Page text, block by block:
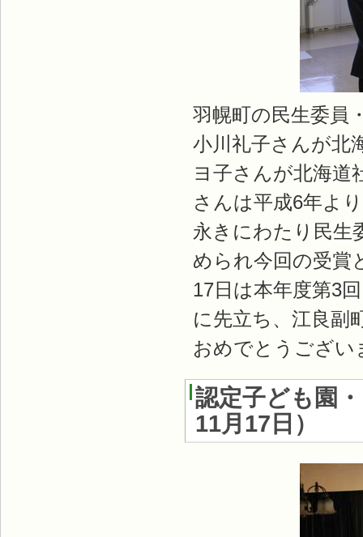
羽幌町の民生委員
小川礼子さんが北
ヨ子さんが北海道
さんは平成6年よ
永きにわたり民生
められ今回の受賞
17日は本年度第3
に先立ち、江良副
おめでとうござい
認定子ども園
11月17日 ）